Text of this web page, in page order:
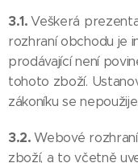
3.1.Veškerá
rozhraní obchodu je
prodávající není
tohoto zboží.
zákoníku se nepoužije.
3.2.Webové
zboží, a to včetně